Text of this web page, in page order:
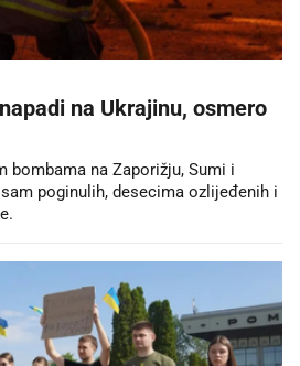
na Ukrajinu, osmero
bombama na Zaporižju, Sumi i
poginulih, desecima ozlijeđenih i